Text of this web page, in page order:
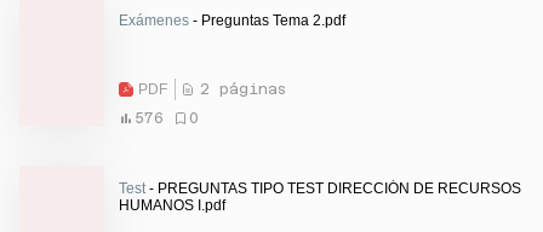
Exámenes - Preguntas Tema 2.pdf
PDF
2 páginas
576
0
Test - PREGUNTAS TIPO TEST DIRECCIÓN DE RECURSOS
HUMANOS I.pdf